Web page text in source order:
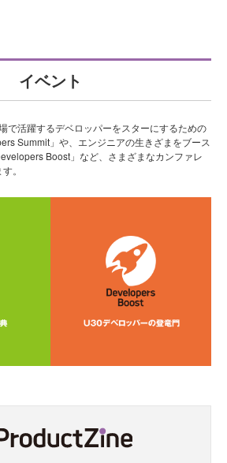
イベント
で活躍するデベロッパーをスターにするための
Summit」や、エンジニアの生きざまをブース
Boost」など、さまざまなカンファレ
。